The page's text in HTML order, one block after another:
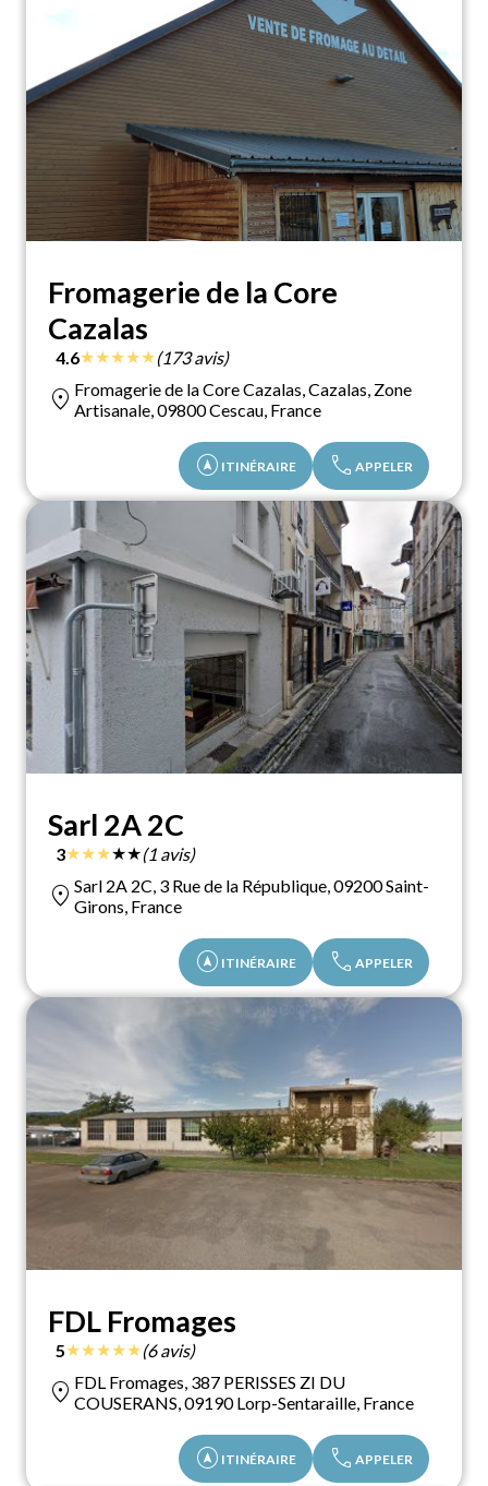
Fromagerie de la Core
Cazalas
4.6★★★★★(173 avis)
location_on Fromagerie de la Core Cazalas, Cazalas, Zone
Artisanale, 09800 Cescau, France
assistant_navigation ITINÉRAIRE call APPELER
Sarl 2A 2C
3★★★★★(1 avis)
location_on Sarl 2A 2C, 3 Rue de la République, 09200 Saint-
Girons, France
assistant_navigation ITINÉRAIRE call APPELER
FDL Fromages
5★★★★★(6 avis)
location_on FDL Fromages, 387 PERISSES ZI DU
COUSERANS, 09190 Lorp-Sentaraille, France
assistant_navigation ITINÉRAIRE call APPELER